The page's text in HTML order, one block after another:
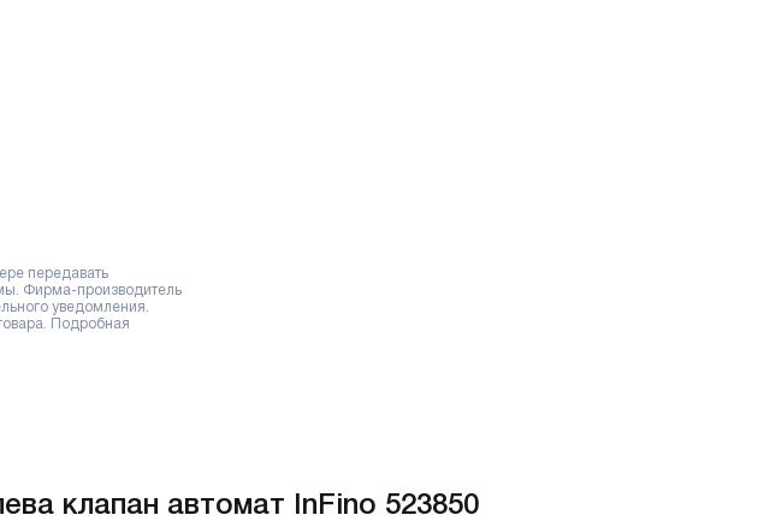
передавать
Фирма-производитель
уведомления.
Подробная
клапан автомат InFino 523850